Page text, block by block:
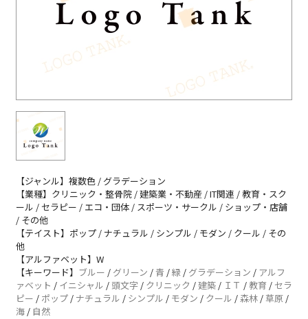
【ジャンル】複数色 / グラデーション
【業種】クリニック・整骨院 / 建築業・不動産 / IT関連 / 教育・スク
ール / セラピー / エコ・団体 / スポーツ・サークル / ショップ・店舗
/ その他
【テイスト】ポップ / ナチュラル / シンプル / モダン / クール / その
他
【アルファベット】W
【キーワード】 ブルー / グリーン / 青 /緑 / グラデーション / アルフ
ァベット / イニシャル / 頭文字 / クリニック /建築 / ＩＴ / 教育 / セラ
ピー / ポップ / ナチュラル / シンプル / モダン / クール /森林 /草原 /
海 / 自然